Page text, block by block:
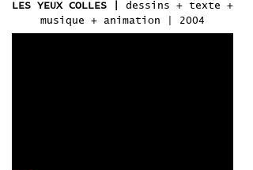
LES YEUX COLLES | dessins + texte +
musique + animation | 2004